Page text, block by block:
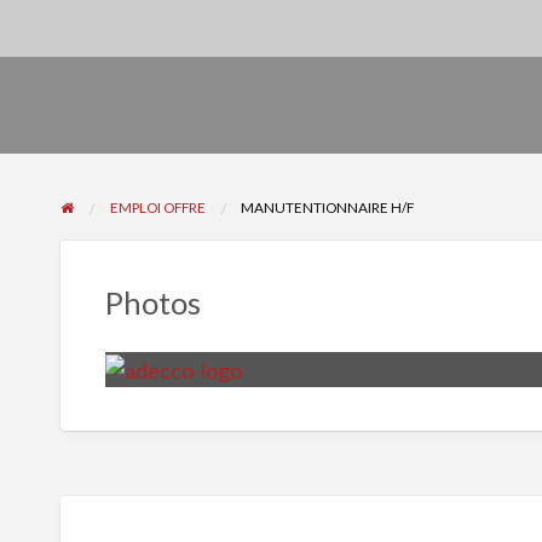
EMPLOI OFFRE MANUTENTIONNAIRE H/F
Photos